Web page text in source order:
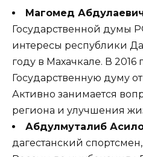
Магомед
Государственной думы
интересы республики
году в Махачкале. В 2016
Государственную думу
Активно занимается
региона и улучшения
Абдулмуталиб
дагестанский